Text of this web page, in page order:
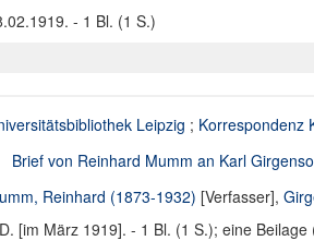
- 1 Bl. (1 S.)
Leipzig ; Korrespondenz
Brief von Reinhard Mumm an Karl
Reinhard (1873-1932) [Verfasser],
[im März 1919]. - 1 Bl. (1 S.); eine